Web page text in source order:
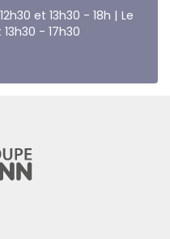
et 13h30 - 18h | Le
- 17h30